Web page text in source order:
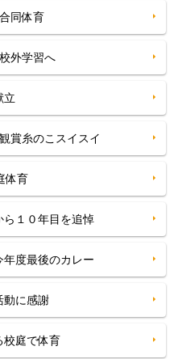
同体育
外学習へ
立
賞糸のこスイスイ
体育
１０年目を追悼
度最後のカレー
動に感謝
校庭で体育